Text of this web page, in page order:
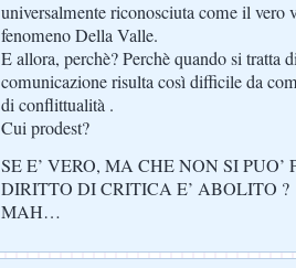
universalmente riconosciuta come il vero
fenomeno Della Valle.
E allora, perchè? Perchè quando si tratta
comunicazione risulta così difficile da
di conflittualità .
Cui prodest?
SE E’ VERO, MA CHE NON SI PUO’
DIRITTO DI CRITICA E’ ABOLITO ?
MAH…